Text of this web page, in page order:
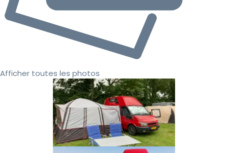
Afficher toutes les photos